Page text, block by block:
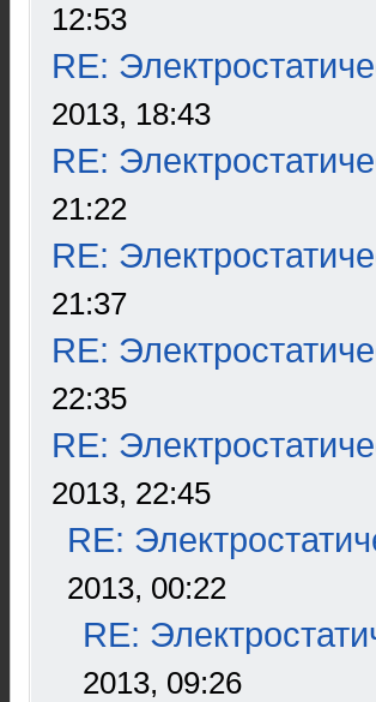
12:53
RE:
2013, 18:43
RE:
21:22
RE:
21:37
RE:
22:35
RE:
2013, 22:45
RE:
2013, 00:22
RE:
2013, 09:26